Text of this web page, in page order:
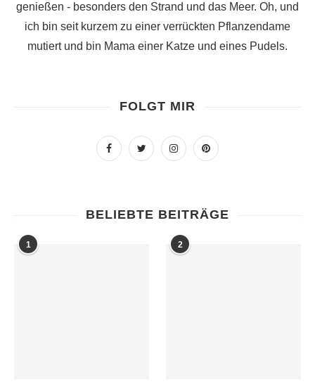
genießen - besonders den Strand und das Meer. Oh, und
ich bin seit kurzem zu einer verrückten Pflanzendame
mutiert und bin Mama einer Katze und eines Pudels.
FOLGT MIR
BELIEBTE BEITRÄGE
1 2